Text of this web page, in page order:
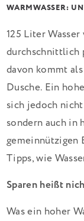
WARMWASSER:
125 Liter
durchschnittlich
davon kommt
Dusche. Ein
sich jedoch
sondern auch in
gemeinnützigen
Tipps, wie
Sparen heißt
Was ein hoher